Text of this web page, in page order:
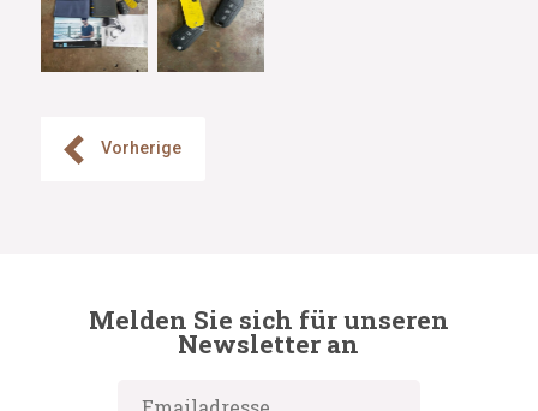
Vorherige
Melden Sie sich für unseren
Newsletter an